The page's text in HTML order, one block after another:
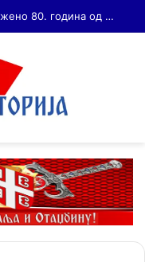
Бојанић: ВОЈА ТАНКОСИЋ – ЧОВЕК КОГА СУ СЕ ПЛАШИЛИ И ЖИВОГ И МРТВОГ, а нема ни споненик